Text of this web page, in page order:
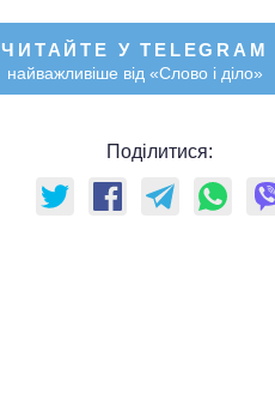
ЧИТАЙТЕ У TELEGRAM
найважливіше від «Слово і діло»
Поділитися: